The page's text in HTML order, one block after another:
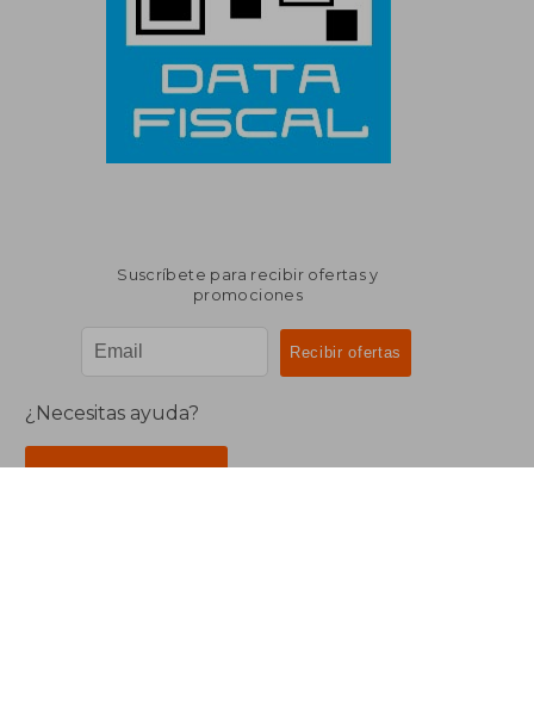
Suscríbete para recibir ofertas y
promociones
¿Necesitas ayuda?